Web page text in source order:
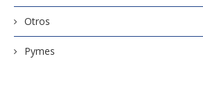
Otros
Pymes